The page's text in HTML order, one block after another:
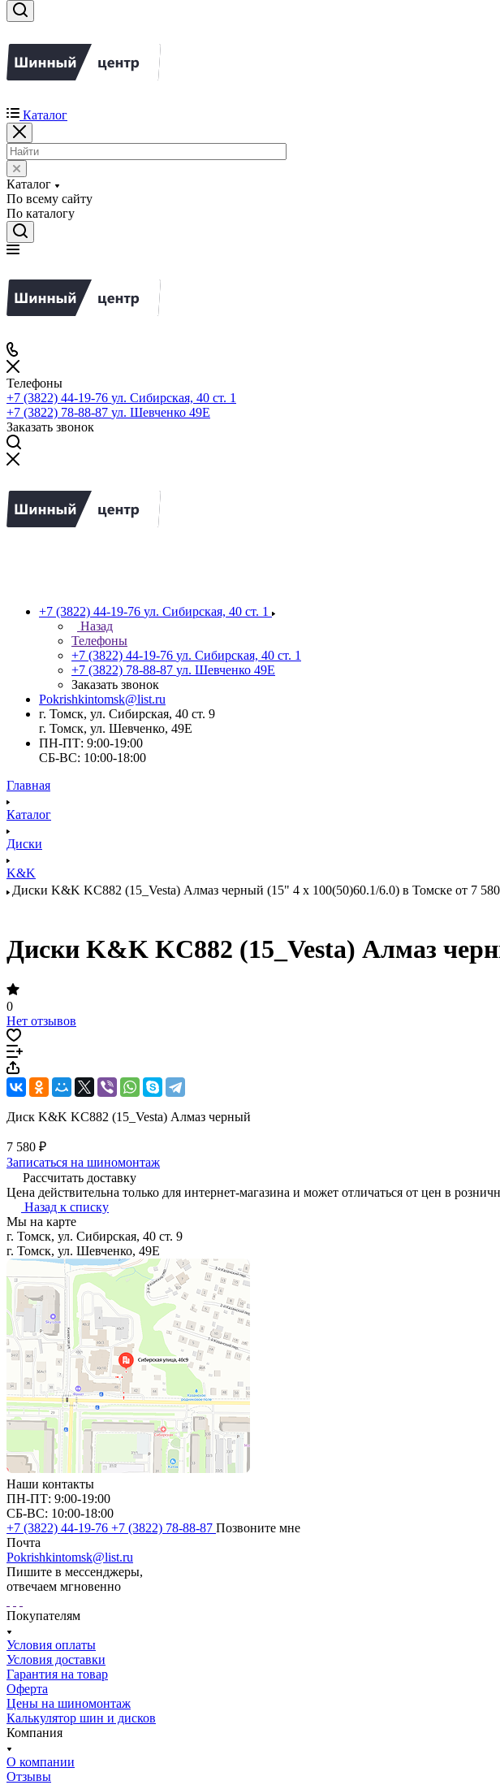
Каталог
Каталог
По всему сайту
По каталогу
Телефоны
+7 (3822) 44-19-76 ул. Сибирская, 40 ст. 1
+7 (3822) 78-88-87 ул. Шевченко 49Е
Заказать звонок
+7 (3822) 44-19-76 ул. Сибирская, 40 ст. 1
Назад
Телефоны
+7 (3822) 44-19-76 ул. Сибирская, 40 ст. 1
+7 (3822) 78-88-87 ул. Шевченко 49Е
Заказать звонок
Pokrishkintomsk@list.ru
г. Томск, ул. Сибирская, 40 ст. 9
г. Томск, ул. Шевченко, 49Е
ПН-ПТ: 9:00-19:00
СБ-ВС: 10:00-18:00
Главная
Каталог
Диски
K&K
Диски K&K KC882 (15_Vesta) Алмаз черный (15" 4 x 100(50)60.1/6.0) в Томске от 7
Диски K&K KC882 (15_Vesta) Алмаз
0
Нет отзывов
Диск K&K KC882 (15_Vesta) Алмаз черный
7 580 ₽
Записаться на шиномонтаж
Рассчитать доставку
Цена действительна только для интернет-магазина и может отличаться от цен в
Назад к списку
Мы на карте
г. Томск, ул. Сибирская, 40 ст. 9
г. Томск, ул. Шевченко, 49Е
Наши контакты
ПН-ПТ: 9:00-19:00
СБ-ВС: 10:00-18:00
+7 (3822) 44-19-76 +7 (3822) 78-88-87 Позвоните мне
Почта
Pokrishkintomsk@list.ru
Пишите в мессенджеры,
отвечаем мгновенно
Покупателям
Условия оплаты
Условия доставки
Гарантия на товар
Оферта
Цены на шиномонтаж
Калькулятор шин и дисков
Компания
О компании
Отзывы